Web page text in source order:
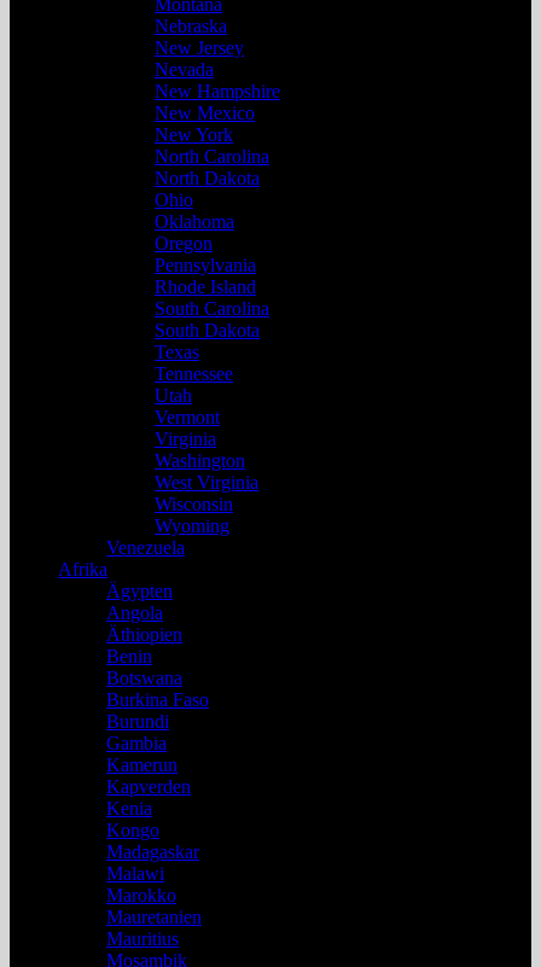
Montana
Nebraska
New Jersey
Nevada
New Hampshire
New Mexico
New York
North Carolina
North Dakota
Ohio
Oklahoma
Oregon
Pennsylvania
Rhode Island
South Carolina
South Dakota
Texas
Tennessee
Utah
Vermont
Virginia
Washington
West Virginia
Wisconsin
Wyoming
Venezuela
Afrika
Ägypten
Angola
Äthiopien
Benin
Botswana
Burkina Faso
Burundi
Gambia
Kamerun
Kapverden
Kenia
Kongo
Madagaskar
Malawi
Marokko
Mauretanien
Mauritius
Mosambik